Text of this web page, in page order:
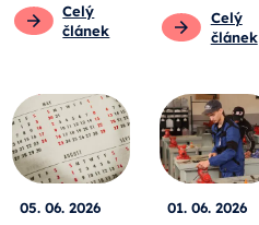
Celý
článek
Celý
článek
05. 06. 2026 01. 06. 2026